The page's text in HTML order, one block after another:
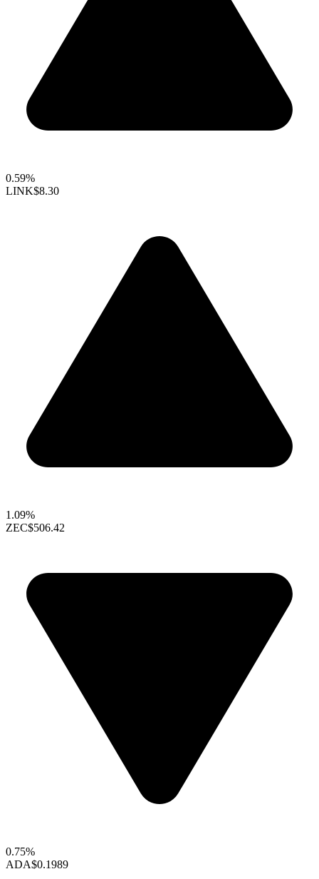
0.59%
LINK$8.30
1.09%
ZEC$506.42
0.75%
ADA$0.1989